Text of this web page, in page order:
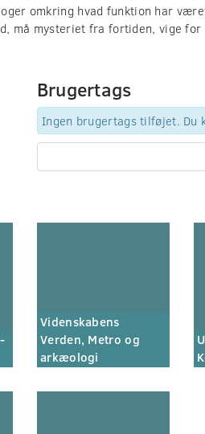
omkring hvad funktion har
må mysteriet fra fortiden, vige
Brugertags
Ingen brugertags tilføjet. Du
Videnskabens
Verden, Metro og
arkæologi